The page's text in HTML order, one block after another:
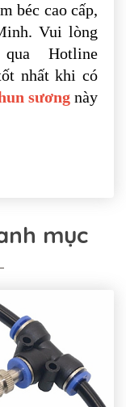
béc cao cấp,
Vui lòng
Hotline
nhất khi có
sươngnày
mục